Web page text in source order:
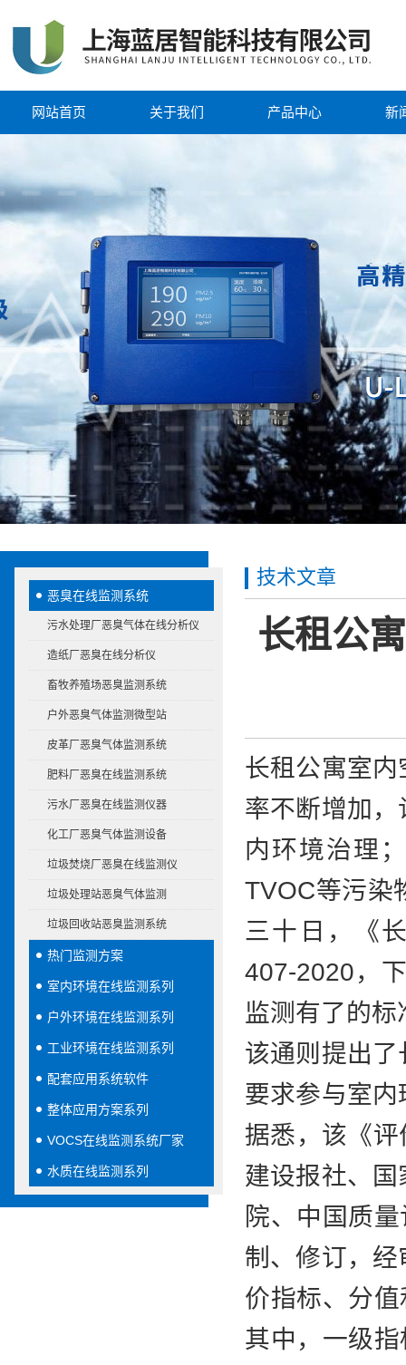
网站首页 关于我们 产品中心 新
恶臭在线监测系统
污水处理厂恶臭气体在线分析仪
造纸厂恶臭在线分析仪
畜牧养殖场恶臭监测系统
户外恶臭气体监测微型站
皮革厂恶臭气体监测系统
肥料厂恶臭在线监测系统
污水厂恶臭在线监测仪器
化工厂恶臭气体监测设备
垃圾焚烧厂恶臭在线监测仪
垃圾处理站恶臭气体监测
垃圾回收站恶臭监测系统
热门监测方案
室内环境在线监测系列
户外环境在线监测系列
工业环境在线监测系列
配套应用系统软件
整体应用方案系列
VOCS在线监测系统厂家
水质在线监测系列
技术文章
长租公
长租公寓室
率不断增加
内环境治理
TVOC等污染
三十日，《
407-2020，
监测有了的标
该通则提出
要求参与室
据悉，该《
建设报社、
院、中国质
制、修订，
价指标、分
其中，一级